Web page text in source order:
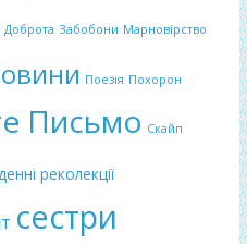
Доброта Забобони Марновірство
Поезія Похорон
Письмо Скайп
реколекції
сестри